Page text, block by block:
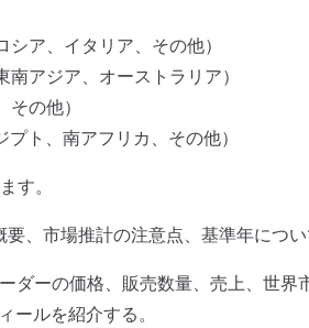
ア、イタリア、その他）
アジア、オーストラリア）
の他）
ト、南アフリカ、その他）
す。
、市場推計の注意点、基準年につい
ダーの価格、販売数量、売上、世界
ルを紹介する。